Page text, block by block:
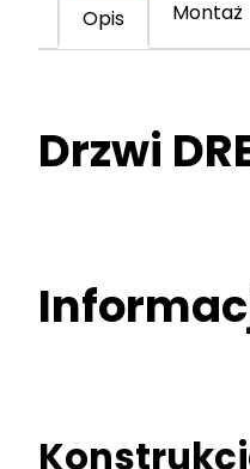
Opis Montaż
Drzwi